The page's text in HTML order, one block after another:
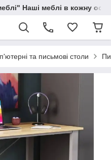
Наші меблі в кожну
та письмові столи